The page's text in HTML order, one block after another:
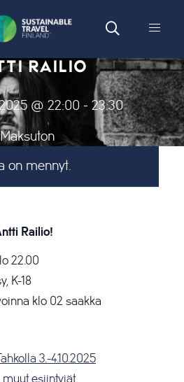
RAILIO
@ 22:00 - 23:30
Maksuton
on mennyt.
Railio!
22.00
K-18
klo 02 saakka
3.-4.10.2025
esiintyjät